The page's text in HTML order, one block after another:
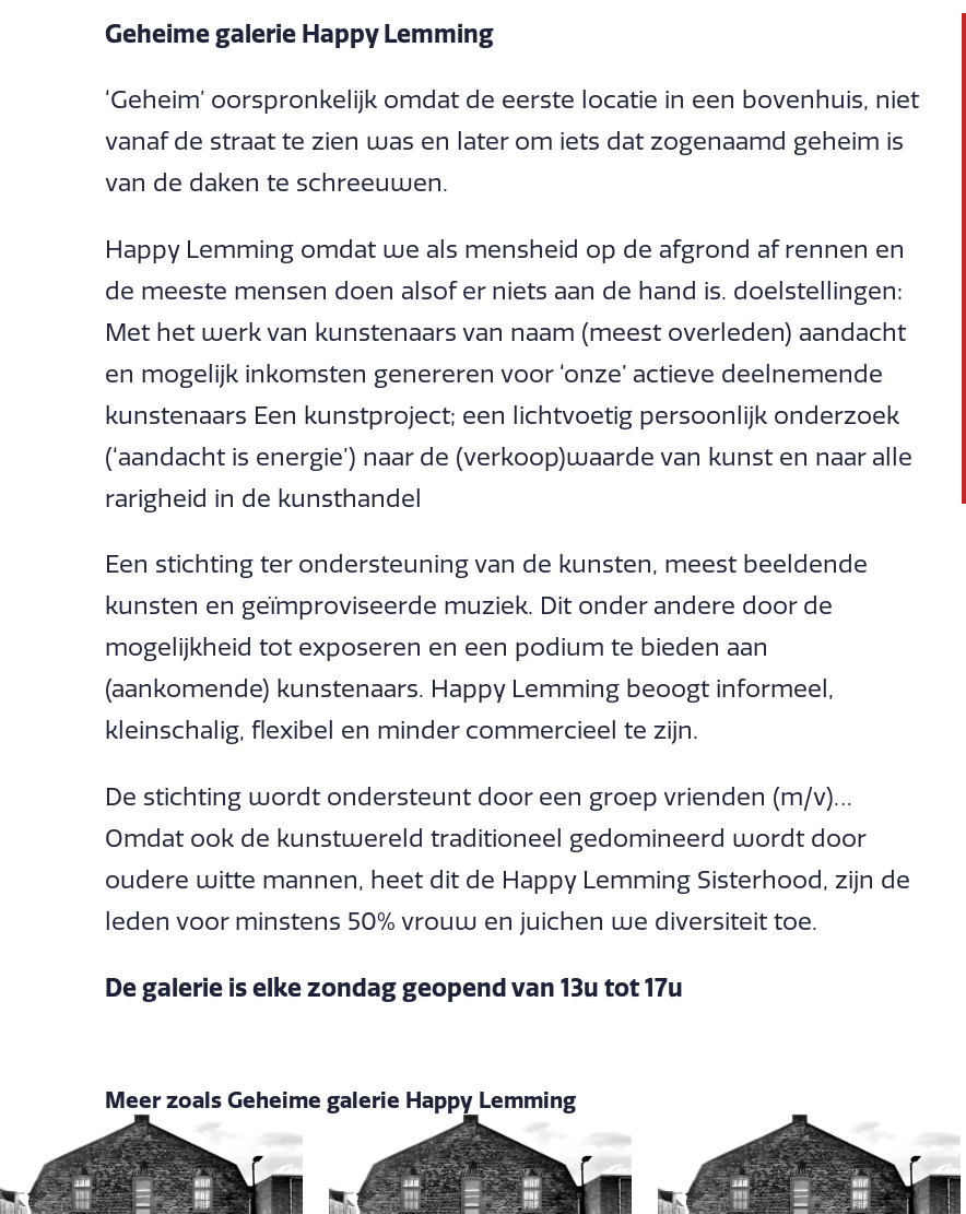
Geheime galerie Happy Lemming
‘Geheim’ oorspronkelijk omdat de eerste locatie in een bovenhuis, niet
vanaf de straat te zien was en later om iets dat zogenaamd geheim is
van de daken te schreeuwen.
Happy Lemming omdat we als mensheid op de afgrond af rennen en
de meeste mensen doen alsof er niets aan de hand is. doelstellingen:
Met het werk van kunstenaars van naam (meest overleden) aandacht
en mogelijk inkomsten genereren voor ‘onze’ actieve deelnemende
kunstenaars Een kunstproject; een lichtvoetig persoonlijk onderzoek
(‘aandacht is energie’) naar de (verkoop)waarde van kunst en naar alle
rarigheid in de kunsthandel
Een stichting ter ondersteuning van de kunsten, meest beeldende
kunsten en geïmproviseerde muziek. Dit onder andere door de
mogelijkheid tot exposeren en een podium te bieden aan
(aankomende) kunstenaars. Happy Lemming beoogt informeel,
kleinschalig, flexibel en minder commercieel te zijn.
De stichting wordt ondersteunt door een groep vrienden (m/v)…
Omdat ook de kunstwereld traditioneel gedomineerd wordt door
oudere witte mannen, heet dit de Happy Lemming Sisterhood, zijn de
leden voor minstens 50% vrouw en juichen we diversiteit toe.
De galerie is elke zondag geopend van 13u tot 17u
Meer zoals Geheime galerie Happy Lemming